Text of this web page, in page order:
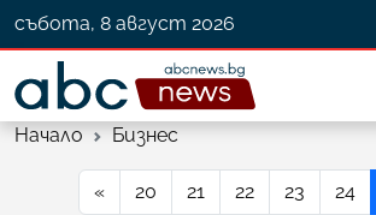
събота, 8 август 2026
Начало Бизнес
« 20 21 22 23 24